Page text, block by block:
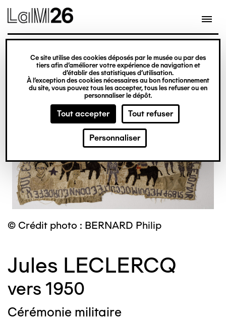
Gestion des cookies
Ce site utilise des cookies déposés par le musée ou par des
tiers afin d’améliorer votre expérience de navigation et
d’établir des statistiques d’utilisation.
À l’exception des cookies nécessaires au bon fonctionnement
du site, vous pouvez tous les accepter, tous les refuser ou en
personnaliser le dépôt.
Tout accepter Tout refuser
Personnaliser
contenu
© Crédit photo : BERNARD Philip
Jules LECLERCQ
vers 1950
Cérémonie militaire